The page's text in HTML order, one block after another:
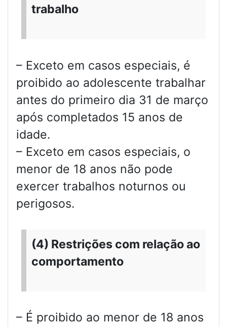
trabalho
– Exceto em casos especiais, é
proibido ao adolescente trabalhar
antes do primeiro dia 31 de março
após completados 15 anos de
idade.
– Exceto em casos especiais, o
menor de 18 anos não pode
exercer trabalhos noturnos ou
perigosos.
(4) Restrições com relação ao
comportamento
– É proibido ao menor de 18 anos